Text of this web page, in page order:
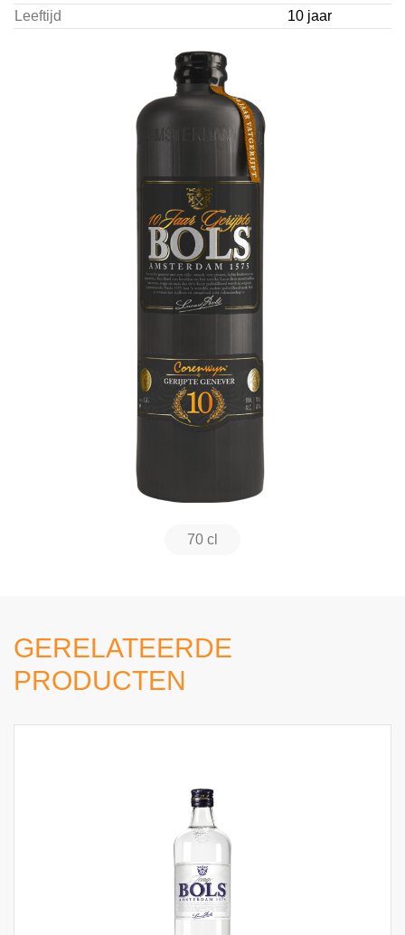
Leeftijd
10 jaar
70 cl
GERELATEERDE
PRODUCTEN